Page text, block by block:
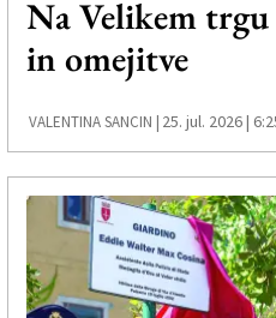
Na Velikem
in omejitve
VALENTINA SANCIN | 25. jul. 2026 |